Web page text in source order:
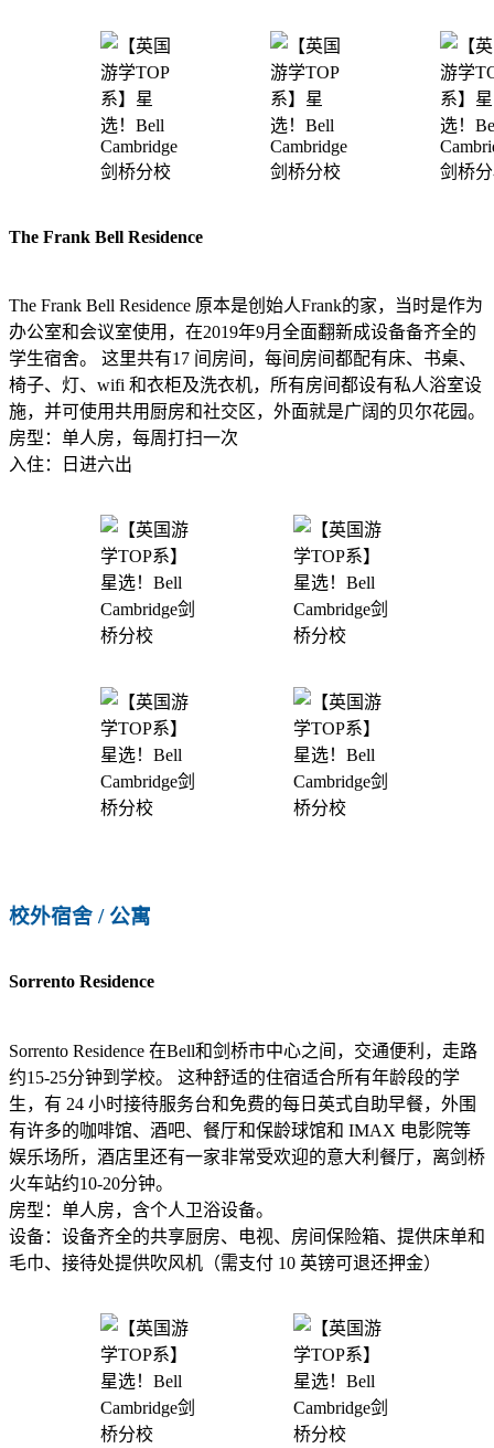
The Frank Bell Residence
The Frank Bell Residence 原本是创始人Frank的家，当时是作为
办公室和会议室使用，在2019年9月全面翻新成设备备齐全的
学生宿舍。 这里共有17 间房间，每间房间都配有床、书桌、
椅子、灯、wifi 和衣柜及洗衣机，所有房间都设有私人浴室设
施，并可使用共用厨房和社交区，外面就是广阔的贝尔花园。
房型：单人房，每周打扫一次
入住：日进六出
校外宿舍 / 公寓
Sorrento Residence
Sorrento Residence 在Bell和剑桥市中心之间，交通便利，走路
约15-25分钟到学校。 这种舒适的住宿适合所有年龄段的学
生，有 24 小时接待服务台和免费的每日英式自助早餐，外围
有许多的咖啡馆、酒吧、餐厅和保龄球馆和 IMAX 电影院等
娱乐场所，酒店里还有一家非常受欢迎的意大利餐厅，离剑桥
火车站约10-20分钟。
房型：单人房，含个人卫浴设备。
设备：设备齐全的共享厨房、电视、房间保险箱、提供床单和
毛巾、接待处提供吹风机（需支付 10 英镑可退还押金）